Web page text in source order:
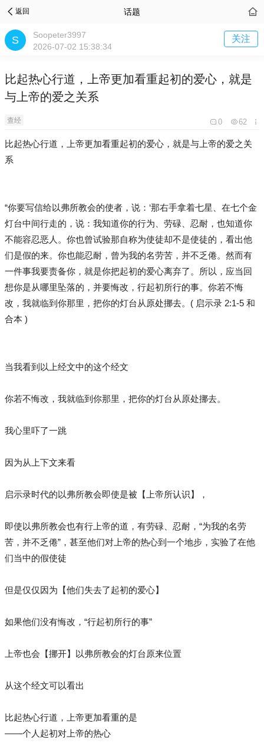
返回 话题
Soopeter3997
2026-07-02 15:38:34
关注
比起热心行道，上帝更加看重起初的爱心，就是
与上帝的爱之关系
查经 0 62
比起热心行道，上帝更加看重起初的爱心，就是与上帝的爱之关
系
“你要写信给以弗所教会的使者，说：‘那右手拿着七星、在七个金
灯台中间行走的，说：我知道你的行为、劳碌、忍耐，也知道你
不能容忍恶人。你也曾试验那自称为使徒却不是使徒的，看出他
们是假的来。你也能忍耐，曾为我的名劳苦，并不乏倦。然而有
一件事我要责备你，就是你把起初的爱心离弃了。所以，应当回
想你是从哪里坠落的，并要悔改，行起初所行的事。你若不悔
改，我就临到你那里，把你的灯台从原处挪去。( 启示录 2:1-5 和
合本 )
当我看到以上经文中的这个经文
你若不悔改，我就临到你那里，把你的灯台从原处挪去。
我心里吓了一跳
因为从上下文来看
启示录时代的以弗所教会即使是被【上帝所认识】，
即使以弗所教会也有行上帝的道，有劳碌、忍耐，“为我的名劳
苦，并不乏倦”，甚至他们对上帝的热心到一个地步，实验了在他
们当中的假使徒
但是仅仅因为【他们失去了起初的爱心】
如果他们没有悔改，“行起初所行的事”
上帝也会【挪开】以弗所教会的灯台原来位置
从这个经文可以看出
比起热心行道，上帝更加看重的是
——个人起初对上帝的热心